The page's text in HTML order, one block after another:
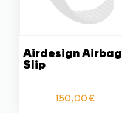
Airdesign Airbag
Slip
150,00€